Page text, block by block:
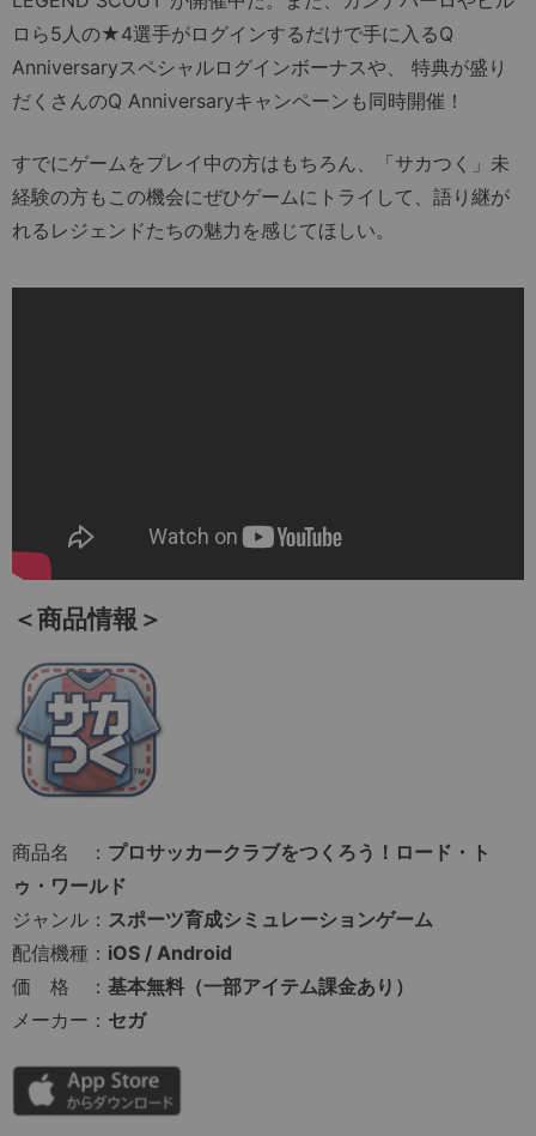
ロら5人の★4選手がログインするだけで手に入るQ
Anniversaryスペシャルログインボーナスや、 特典が盛り
だくさんのQ Anniversaryキャンペーンも同時開催！
すでにゲームをプレイ中の方はもちろん、「サカつく」未
経験の方もこの機会にぜひゲームにトライして、語り継が
れるレジェンドたちの魅力を感じてほしい。
＜商品情報＞
商品名 ： プロサッカークラブをつくろう！ロード・ト
ゥ・ワールド
ジャンル： スポーツ育成シミュレーションゲーム
配信機種： iOS / Android
価 格 ： 基本無料（一部アイテム課金あり）
メーカー： セガ